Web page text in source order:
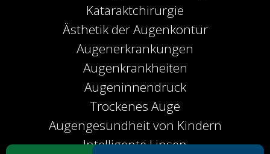
Kataraktchirurgie
Ästhetik der Augenkontur
Augenerkrankungen
Augenkrankheiten
Augeninnendruck
Trockenes Auge
Augengesundheit von Kindern
Intelligente Linsen